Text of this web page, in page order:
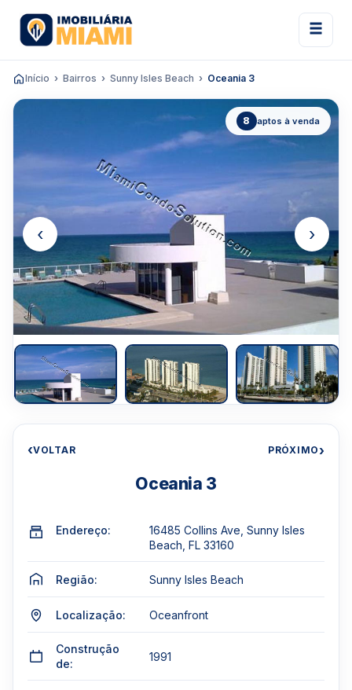
Início Bairros Sunny Isles Beach Oceania 3
8 aptos à venda
‹ ›
‹VOLTAR PRÓXIMO›
Oceania 3
Endereço:
16485 Collins Ave, Sunny Isles
Beach, FL 33160
Região: Sunny Isles Beach
Localização: Oceanfront
Construção
de:
1991